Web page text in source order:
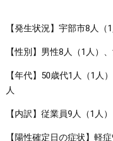
【発生状況】宇部市8人
【性別】男性8人（1人）
【年代】50歳代1人（1人
人
【内訳】従業員9人（1人）
【陽性確定日の症状】軽症